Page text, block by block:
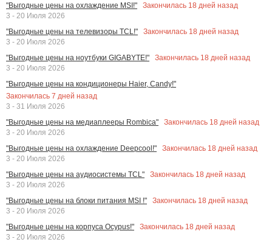
"Выгодные цены на охлаждение MSI!"
Закончилась 18 дней назад
3 - 20 Июля 2026
"Выгодные цены на телевизоры TCL!"
Закончилась 18 дней назад
3 - 20 Июля 2026
"Выгодные цены на ноутбуки GIGABYTE!"
Закончилась 18 дней назад
3 - 20 Июля 2026
"Выгодные цены на кондиционеры Haier, Candy!"
Закончилась 7 дней назад
3 - 31 Июля 2026
"Выгодные цены на медиаплееры Rombica"
Закончилась 18 дней назад
3 - 20 Июля 2026
"Выгодные цены на охлаждение Deepcool!"
Закончилась 18 дней назад
3 - 20 Июля 2026
"Выгодные цены на аудиосистемы TCL"
Закончилась 18 дней назад
3 - 20 Июля 2026
"Выгодные цены на блоки питания MSI !"
Закончилась 18 дней назад
3 - 20 Июля 2026
"Выгодные цены на корпуса Ocypus!"
Закончилась 18 дней назад
3 - 20 Июля 2026